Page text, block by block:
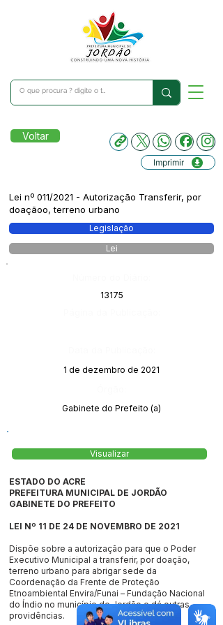
Voltar
Imprimir
Lei nº 011/2021 - Autorização Transferir, por
doaçãoo, terreno urbano
Legislação
Lei
13175
1 de dezembro de 2021
Gabinete do Prefeito (a)
Visualizar
ESTADO DO ACRE
PREFEITURA MUNICIPAL DE JORDÃO
GABINETE DO PREFEITO
LEI Nº 11 DE 24 DE NOVEMBRO DE 2021
Dispõe sobre a autorização para que o Poder
Executivo Municipal a transferir, por doação,
terreno urbano para abrigar sede da
Coordenação da Frente de Proteção
Etnoambiental Envira/Funai – Fundação Nacional
do Índio no município de Jordão e dá outras
providências.